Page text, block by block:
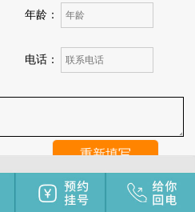
年龄：
电话：
与您联系，请保持手机畅通，注